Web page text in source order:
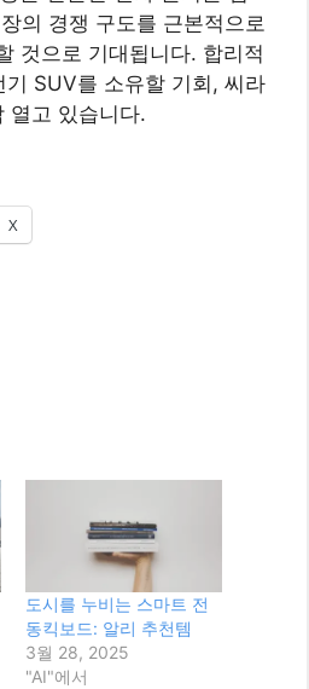
의 경쟁 구도를 근본적으로
것으로 기대됩니다. 합리적
기 SUV를 소유할 기회, 씨라
열고 있습니다.
X
도시를 누비는 스마트 전
동킥보드: 알리 추천템
3월 28, 2025
"AI"에서